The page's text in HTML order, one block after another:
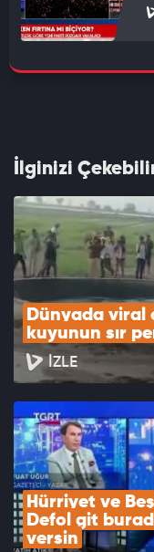
İlginizi
Dünyada viral
kuyunun sır
İZLE
Hürriyet ve
Defol git
versin